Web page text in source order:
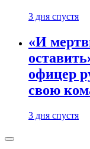
3 дня спустя
«И
офицер
свою
3 дня спустя